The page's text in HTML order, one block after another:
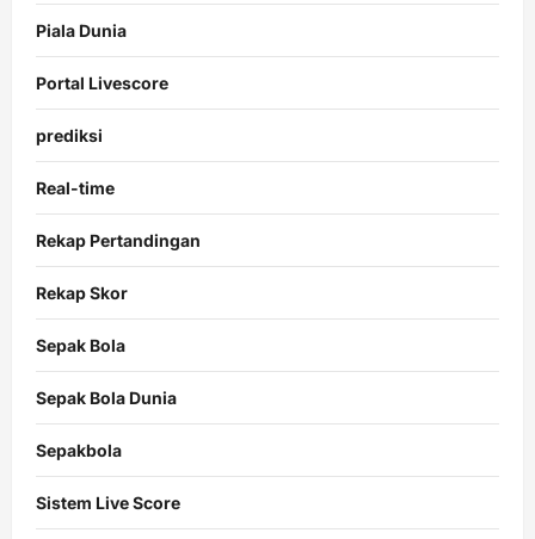
Piala Dunia
Portal Livescore
prediksi
Real-time
Rekap Pertandingan
Rekap Skor
Sepak Bola
Sepak Bola Dunia
Sepakbola
Sistem Live Score